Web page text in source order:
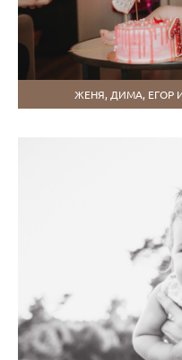
ЖЕНЯ, ДИМА, ЕГОР